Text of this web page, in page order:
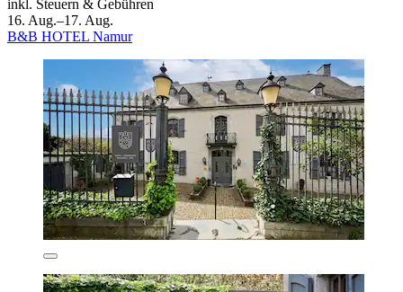
inkl. Steuern & Gebühren
16. Aug.–17. Aug.
B&B HOTEL Namur